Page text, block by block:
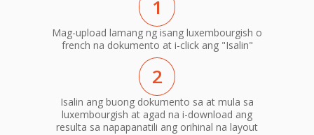
1
Mag-upload lamang ng isang luxembourgish o
french na dokumento at i-click ang "Isalin"
2
Isalin ang buong dokumento sa at mula sa
luxembourgish at agad na i-download ang
resulta sa napapanatili ang orihinal na layout